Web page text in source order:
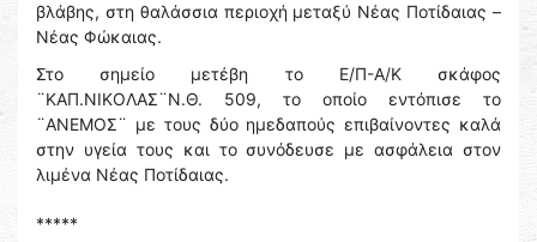
βλάβης, στη θαλάσσια περιοχή μεταξύ Νέας Ποτίδαιας –
Νέας Φώκαιας.
Στο σημείο μετέβη το Ε/Π-Α/Κ σκάφος
¨ΚΑΠ.ΝΙΚΟΛΑΣ¨Ν.Θ. 509, το οποίο εντόπισε το
¨ΑΝΕΜΟΣ¨ με τους δύο ημεδαπούς επιβαίνοντες καλά
στην υγεία τους και το συνόδευσε με ασφάλεια στον
λιμένα Νέας Ποτίδαιας.
*****